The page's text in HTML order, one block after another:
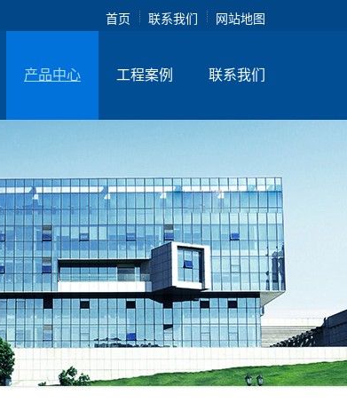
首页 联系我们 网站地图
产品中心 工程案例 联系我们